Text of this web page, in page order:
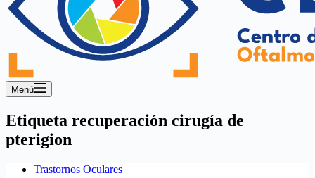
Menú
Etiqueta recuperación cirugía de
pterigion
Trastornos Oculares